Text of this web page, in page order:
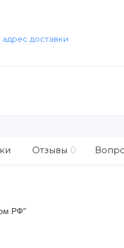
доставки
Отзывы 0
РФ"